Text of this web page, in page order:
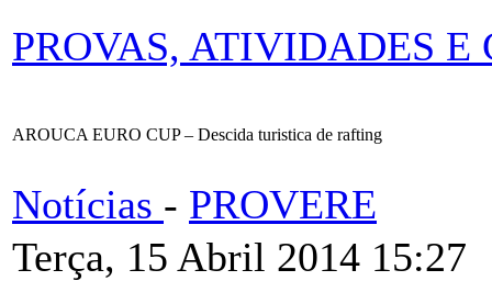
PROVAS, ATIVIDADES E
AROUCA EURO CUP – Descida turistica de rafting
Notícias - PROVERE
Terça, 15 Abril 2014 15:27